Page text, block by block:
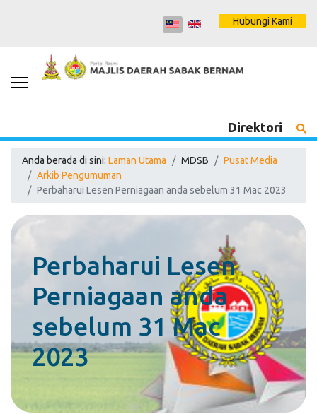
Hubungi Kami
Direktori
Anda berada di sini: Laman Utama MDSB
Pusat Media
Arkib Pengumuman
Perbaharui Lesen Perniagaan anda sebelum 31 Mac 2023
Perbaharui Lesen
Perniagaan anda
sebelum 31 Mac
2023